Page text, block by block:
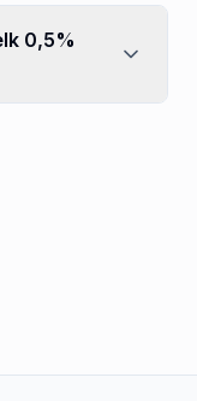
0,5%